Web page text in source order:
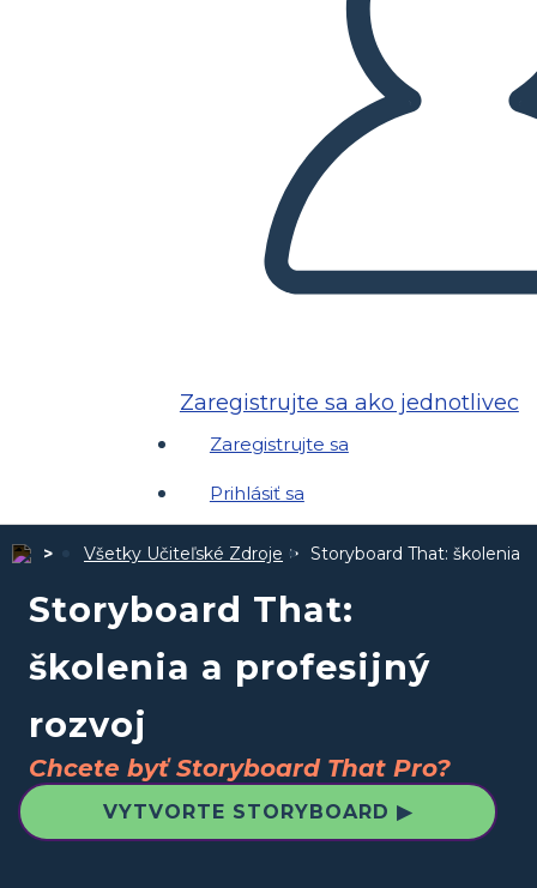
Zaregistrujte sa ako jednotlivec
Zaregistrujte sa
Prihlásiť sa
Všetky Učiteľské Zdroje Storyboard That: školenia
Storyboard That:
školenia a profesijný
rozvoj
Chcete byť Storyboard That Pro?
VYTVORTE STORYBOARD ▶